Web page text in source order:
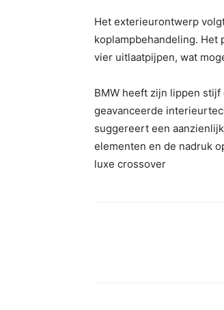
Het exterieurontwerp
koplampbehandeling.
vier uitlaatpijpen, wat
BMW heeft zijn lippen
geavanceerde
suggereert een
elementen en de nadruk
luxe crossover